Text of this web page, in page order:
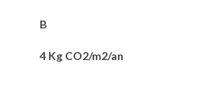
B
4 Kg CO2/m2/an